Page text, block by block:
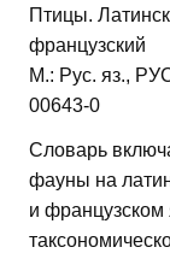
Птицы.
французский
М.: Рус. яз.,
00643-0
Словарь
фауны на
и